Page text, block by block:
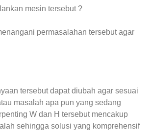
mesin tersebut ?
permasalahan tersebut agar
tersebut dapat diubah agar sesuai
masalah apa pun yang sedang
W dan H tersebut mencakup
sehingga solusi yang komprehensif